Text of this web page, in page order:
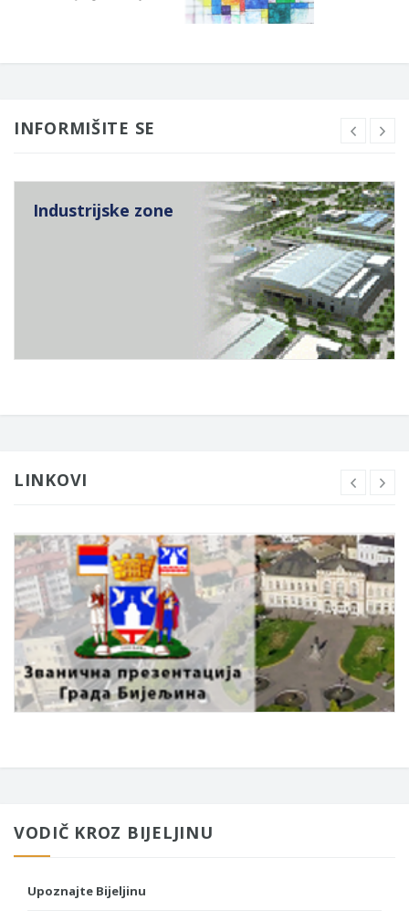
INFORMIŠITE SE
Industrijske zone
LINKOVI
VODIČ KROZ BIJELJINU
Upoznajte Bijeljinu